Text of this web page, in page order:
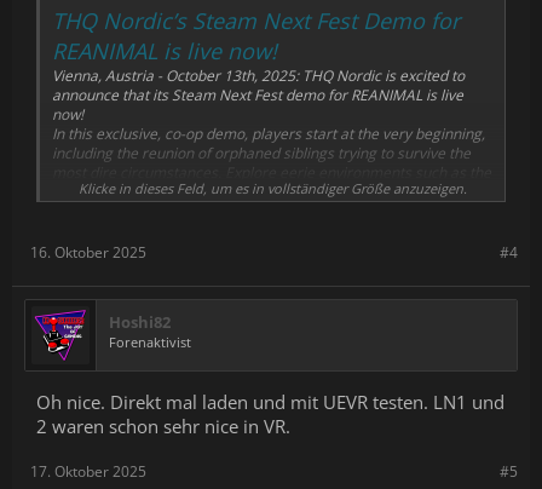
THQ Nordic’s Steam Next Fest Demo for
REANIMAL is live now!
Vienna, Austria - October 13th, 2025: THQ Nordic is excited to
announce that its Steam Next Fest demo for REANIMAL is live
now!
In this exclusive, co-op demo, players start at the very beginning,
including the reunion of orphaned siblings trying to survive the
Mill and Trainyard, uncover the first fragments of the dark
Klicke in dieses Feld, um es in vollständiger Größe anzuzeigen.
#4
16. Oktober 2025
Hoshi82
Forenaktivist
Oh nice. Direkt mal laden und mit UEVR testen. LN1 und
2 waren schon sehr nice in VR.
#5
17. Oktober 2025